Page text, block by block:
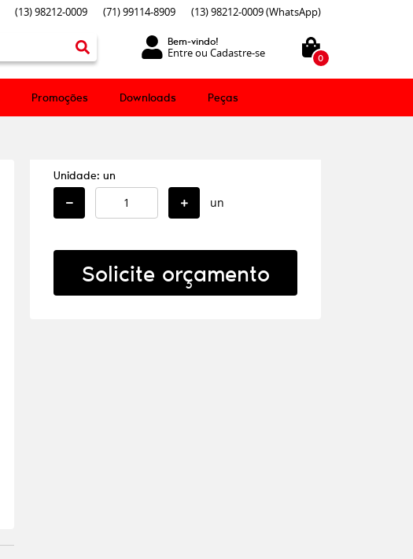
(13)98212-0009 (71)99114-8909 (13)98212-0009(WhatsApp)
Bem-vindo!
Entreou Cadastre-se 0
Promoções Downloads Peças
Unidade: un
un
Solicite orçamento